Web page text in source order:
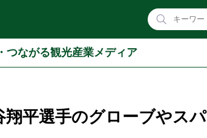
つながる観光産業メディア
平選手のグローブやスパ